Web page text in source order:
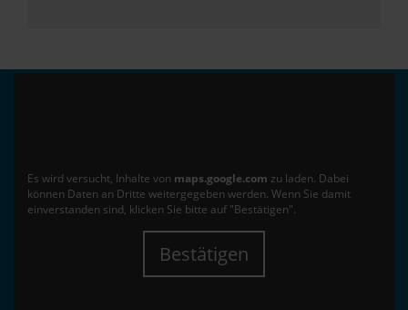
Es wird versucht, Inhalte von maps.google.com zu laden. Dabei
können Daten an Dritte weitergegeben werden. Wenn Sie damit
einverstanden sind, klicken Sie bitte auf "Bestätigen".
Bestätigen